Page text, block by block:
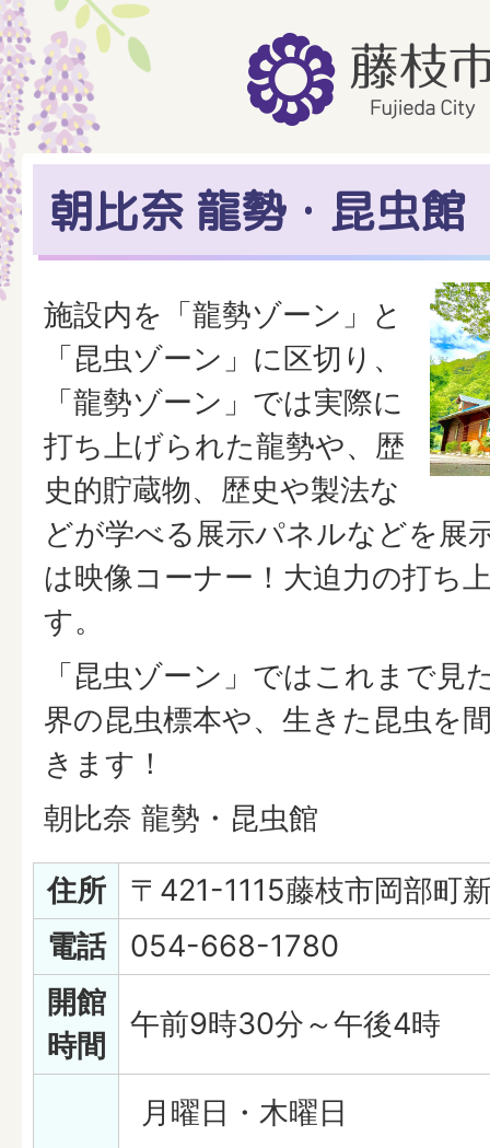
朝比奈 龍勢・昆虫館
施設内を「龍勢ゾーン」と
「昆虫ゾーン」に区切り、
「龍勢ゾーン」では実際に
打ち上げられた龍勢や、歴
史的貯蔵物、歴史や製法な
どが学べる展示パネルなどを展
は映像コーナー！大迫力の打ち
す。
「昆虫ゾーン」ではこれまで見
界の昆虫標本や、生きた昆虫を
きます！
朝比奈 龍勢・昆虫館
住所
〒421-1115藤枝市岡部町
電話
054-668-1780
開館
時間
午前9時30分～午後4時
月曜日・木曜日